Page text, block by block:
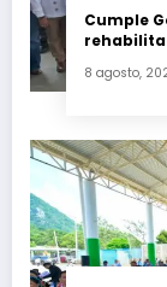
Cumple
8 agosto,